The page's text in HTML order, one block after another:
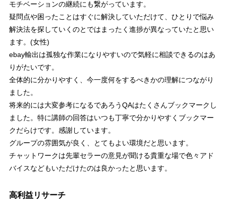
モチベーションの継続にも繋がっています。
疑問点や困ったことはすぐに解決していただけて、ひとりで悩み
解決法を探していくのとではまったく進捗が異なっていたと思い
ます。(女性)
ebay輸出は孤独な作業になりやすいので気軽に相談できるのはあ
りがたいです。
全体的に分かりやすく、今一度何をするべきかの理解につながり
ました。
将来的には大変参考になるであろうQAはたくさんブックマークし
ました。特に講師の回答はいつも丁寧で分かりやすくブックマー
クだらけです。感謝しています。
グループの雰囲気が良く、とてもよい環境だと思います。
チャットワークは先輩セラーの意見が聞ける貴重な場で色々アド
バイスなどもいただけたのは良かったと思います。
高利益リサーチ